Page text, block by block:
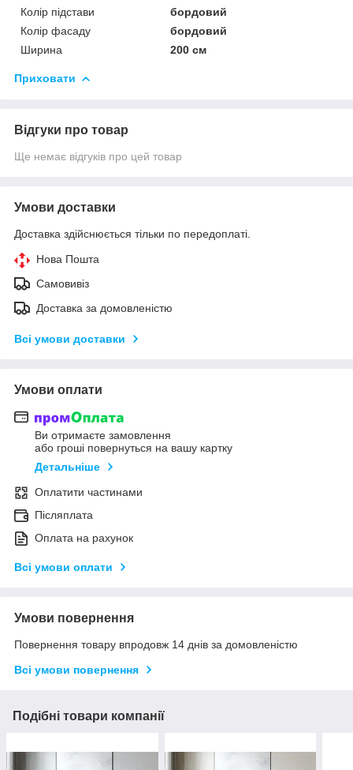
Колір підстави
бордовий
Колір фасаду
бордовий
Ширина
200 см
Приховати
Відгуки про товар
Ще немає відгуків про цей товар
Умови доставки
Доставка здійснюється тільки по передоплаті.
Нова Пошта
Самовивіз
Доставка за домовленістю
Всі умови доставки
Умови оплати
Ви отримаєте замовлення
або гроші повернуться на вашу картку
Детальніше
Оплатити частинами
Післяплата
Оплата на рахунок
Всі умови оплати
Умови повернення
Повернення товару впродовж 14 днів за домовленістю
Всі умови повернення
Подібні товари компанії